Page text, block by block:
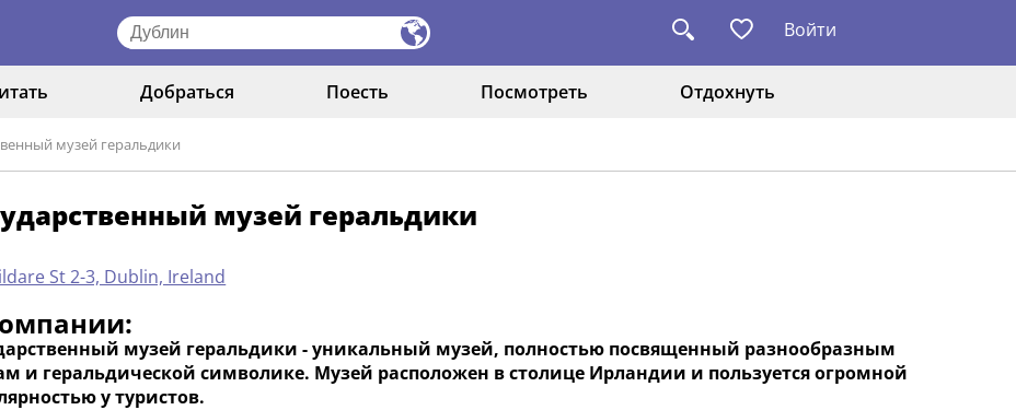
Войти
Добраться Поесть Посмотреть Отдохнуть
музей геральдики
музей геральдики
St 2-3, Dublin, Ireland
музей геральдики - уникальный музей, полностью посвященный разнообразным
и геральдической символике. Музей расположен в столице Ирландии и пользуется огромной
у туристов.